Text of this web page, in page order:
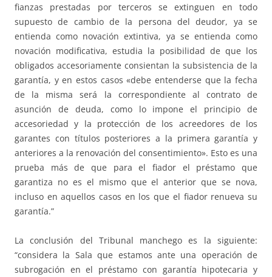
fianzas prestadas por terceros se extinguen en todo
supuesto de cambio de la persona del deudor, ya se
entienda como novación extintiva, ya se entienda como
novación modificativa, estudia la posibilidad de que los
obligados accesoriamente consientan la subsistencia de la
garantía, y en estos casos «debe entenderse que la fecha
de la misma será la correspondiente al contrato de
asunción de deuda, como lo impone el principio de
accesoriedad y la protección de los acreedores de los
garantes con títulos posteriores a la primera garantía y
anteriores a la renovación del consentimiento». Esto es una
prueba más de que para el fiador el préstamo que
garantiza no es el mismo que el anterior que se nova,
incluso en aquellos casos en los que el fiador renueva su
garantía.”
La conclusión del Tribunal manchego es la siguiente:
“considera la Sala que estamos ante una operación de
subrogación en el préstamo con garantía hipotecaria y